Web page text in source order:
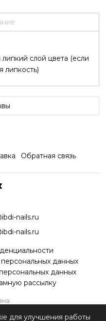
слой цвета (если
липкость)
Обратная связь
nails.ru
nails.ru
данных
данных
рассылку
для улучшения работы